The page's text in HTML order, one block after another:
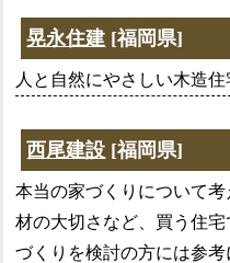
晃永住建 [福岡県]
人と自然にやさしい木造住
西尾建設 [福岡県]
本当の家づくりについて
材の大切さなど、買う住
づくりを検討の方には参考